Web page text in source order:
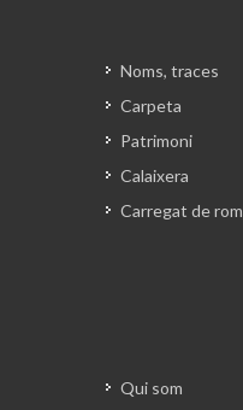
Noms, traces
Carpeta
Patrimoni
Calaixera
Carregat de
Qui som